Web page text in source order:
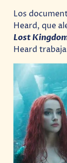
Los
Heard, que
Lost
Heard